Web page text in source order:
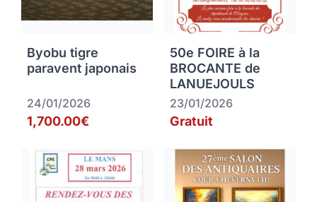
Byobu tigre
paravent japonais
24/01/2026
1,700.00€
50e FOIRE à la
BROCANTE de
LANUEJOULS
23/01/2026
Gratuit